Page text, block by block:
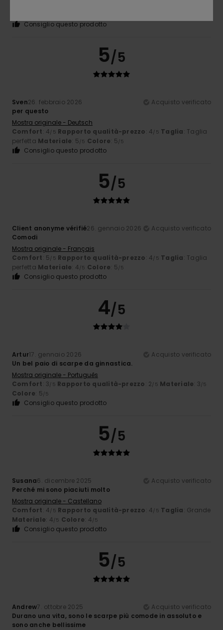
Consiglio questo prodotto
5/5
Sven26. febbraio 2026
Acquisto verificato
per questo
Mostra originale - Deutsch
Comfort: 4/5 Rapporto qualità-prezzo: 4/5 Taglia: Taglia
perfetta Materiale: 5/5 Colore: 5/5
Consiglio questo prodotto
5/5
Client anonyme vérifié26. gennaio 2026
Acquisto verificato
Comodi
Mostra originale - Français
Comfort: 5/5 Rapporto qualità-prezzo: 4/5 Taglia: Taglia
perfetta Materiale: 4/5 Colore: 5/5
Consiglio questo prodotto
4/5
Artur17. gennaio 2026
Acquisto verificato
Un bel paio di scarpe da ginnastica.
Mostra originale - Português
Comfort: 3/5 Rapporto qualità-prezzo: 2/5 Materiale: 3/5
Colore: 5/5
Consiglio questo prodotto
5/5
Susana6. dicembre 2025
Acquisto verificato
Perché mi sono piaciuti molto
Mostra originale - Castellano
Comfort: 4/5 Rapporto qualità-prezzo: 4/5 Taglia: Grande
Materiale: 4/5 Colore: 4/5
Consiglio questo prodotto
5/5
Andrew7. ottobre 2025
Acquisto verificato
Durano una vita, sono le scarpe più comode in assoluto e
sono anche bellissime